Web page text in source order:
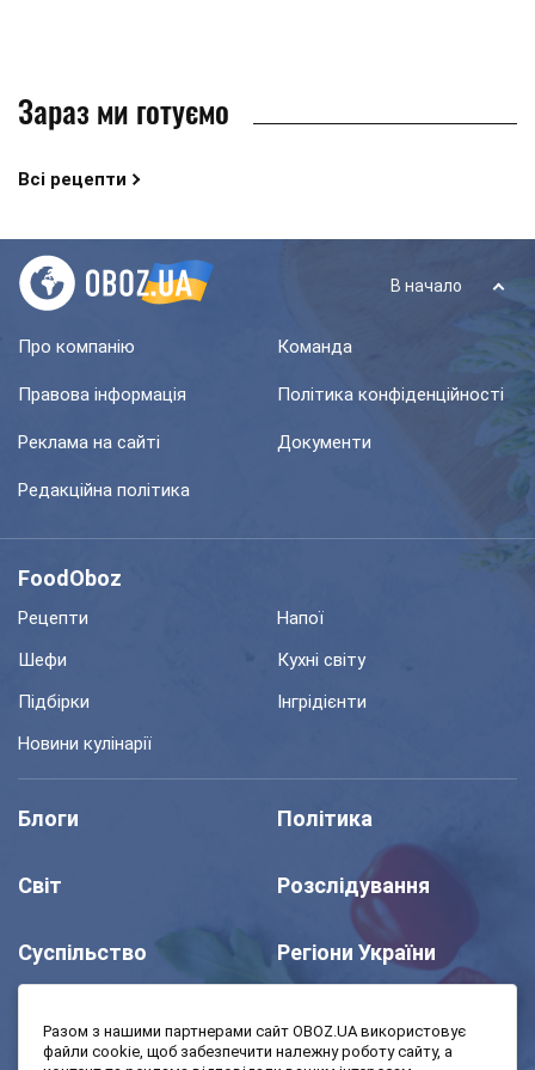
Зараз ми готуємо
Всі рецепти
В начало
Про компанію Команда
Правова інформація Політика конфіденційності
Реклама на сайті Документи
Редакційна політика
FoodOboz
Рецепти
Напої
Шефи
Кухні світу
Підбірки
Інгрідієнти
Новини кулінарії
Блоги Політика
Світ Розслідування
Суспільство Регіони України
Разом з нашими партнерами сайт OBOZ.UA використовує
файли cookie, щоб забезпечити належну роботу сайту, а